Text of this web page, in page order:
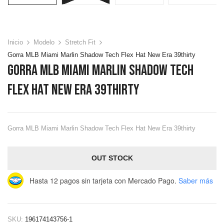
Inicio Modelo
Stretch Fit
Gorra MLB Miami Marlin Shadow Tech Flex Hat New Era 39thirty
Gorra MLB Miami Marlin Shadow Tech
Flex Hat New Era 39thirty
Gorra MLB Miami Marlin Shadow Tech Flex Hat New Era 39thirty
OUT STOCK
Hasta 12 pagos sin tarjeta con Mercado Pago. Saber más
SKU: 196174143756-1